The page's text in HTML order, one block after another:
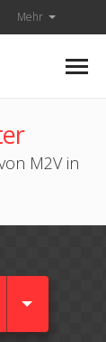
Mehr
M2V in